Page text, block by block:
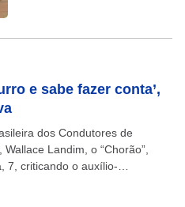
e sabe fazer conta’,
dos Condutores de
Landim, o “Chorão”,
7, criticando o auxílio-